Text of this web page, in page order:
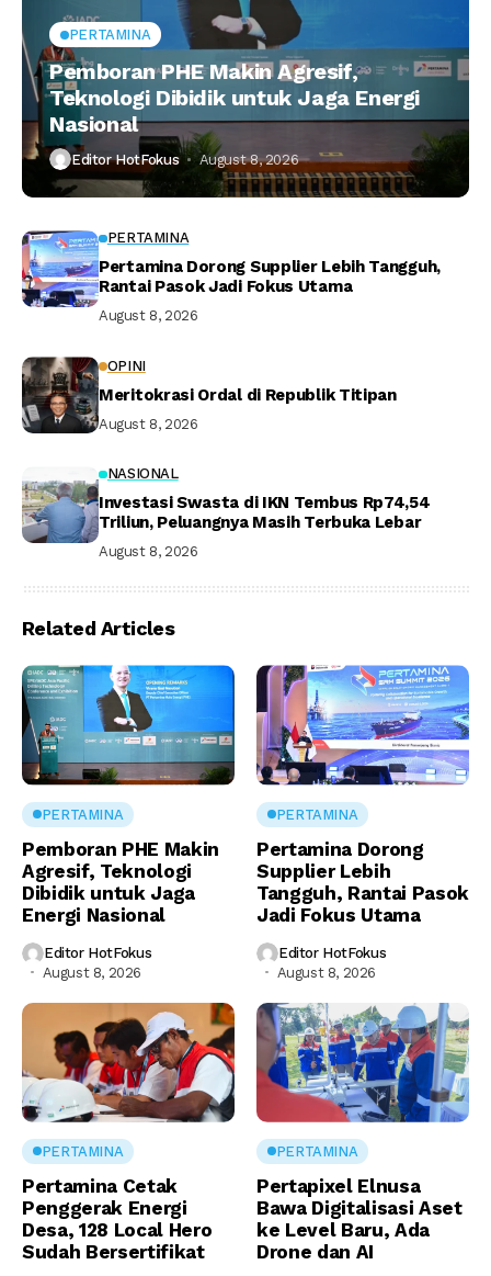
PERTAMINA
Pemboran PHE Makin Agresif,
Teknologi Dibidik untuk Jaga Energi
Nasional
Editor HotFokus August 8, 2026
PERTAMINA
Pertamina Dorong Supplier Lebih Tangguh,
Rantai Pasok Jadi Fokus Utama
August 8, 2026
OPINI
Meritokrasi Ordal di Republik Titipan
August 8, 2026
NASIONAL
Investasi Swasta di IKN Tembus Rp74,54
Triliun, Peluangnya Masih Terbuka Lebar
August 8, 2026
Related Articles
PERTAMINA
Pemboran PHE Makin
Agresif, Teknologi
Dibidik untuk Jaga
Energi Nasional
Editor HotFokus
August 8, 2026
PERTAMINA
Pertamina Dorong
Supplier Lebih
Tangguh, Rantai Pasok
Jadi Fokus Utama
Editor HotFokus
August 8, 2026
PERTAMINA
Pertamina Cetak
Penggerak Energi
Desa, 128 Local Hero
Sudah Bersertifikat
PERTAMINA
Pertapixel Elnusa
Bawa Digitalisasi Aset
ke Level Baru, Ada
Drone dan AI